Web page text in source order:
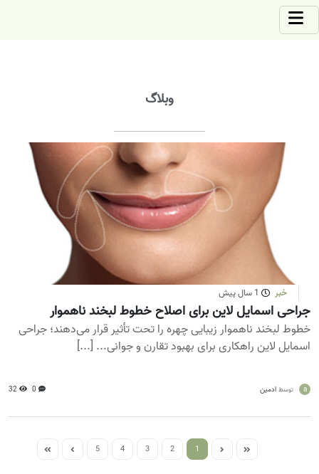
وبلاگ
خبر 1 سال پیش
جراحی اسمایل لاین برای اصلاح خطوط لبخند ناهموار
خطوط لبخند ناهموار زیبایی چهره را تحت تأثیر قرار می‌دهند؛ جراحی
اسمایل لاین راهکاری برای بهبود تقارن و جوانی... [...]
a توسط ادمین 0
32
1
2
3
4
5